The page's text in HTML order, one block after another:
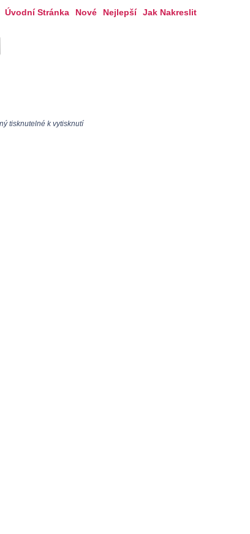
Úvodní Stránka Nové Nejlepší Jak Nakreslit
tisknutelné k vytisknutí